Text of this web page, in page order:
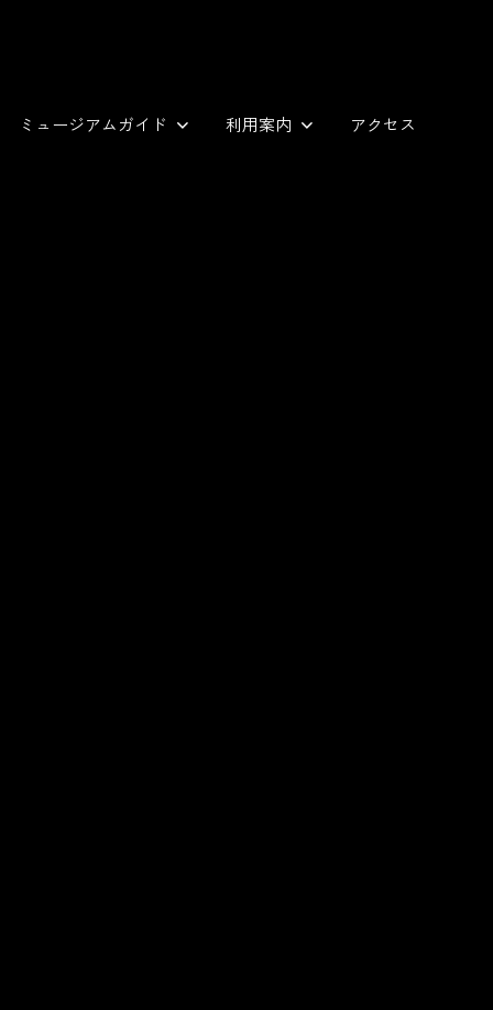
ミュージアムガイド 利用案内 アクセス